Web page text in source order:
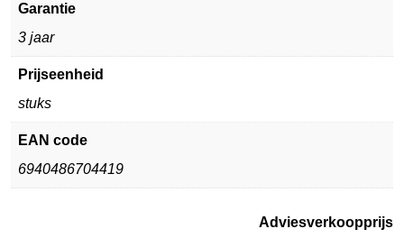
Garantie
3 jaar
Prijseenheid
stuks
EAN code
6940486704419
Adviesverkoopprijs